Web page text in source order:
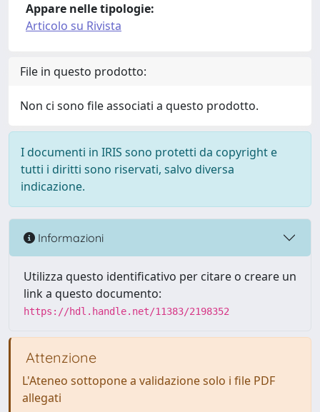
Appare nelle tipologie:
Articolo su Rivista
File in questo prodotto:
Non ci sono file associati a questo prodotto.
I documenti in IRIS sono protetti da copyright e
tutti i diritti sono riservati, salvo diversa
indicazione.
Informazioni
Utilizza questo identificativo per citare o creare un
link a questo documento:
https://hdl.handle.net/11383/2198352
Attenzione
L'Ateneo sottopone a validazione solo i file PDF
allegati